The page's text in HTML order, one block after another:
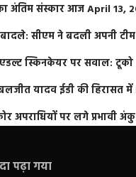
अंतिम संस्कार आजApril 13,
सीएम ने बदली अपनी टीम
स्किनकेयर पर सवाल:
यादव ईडी की हिरासत में
अपराधियों पर लगे प्रभावी
पढ़ा गया